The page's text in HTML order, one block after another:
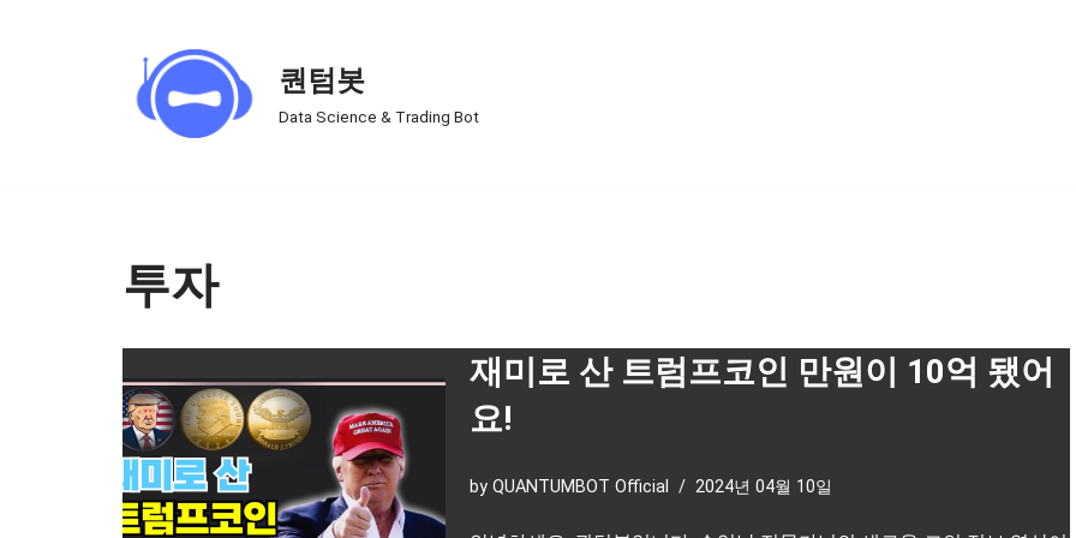
퀀텀봇
Data Science & Trading Bot
투자
재미로 산 트럼프코인 만원이 10억 됐어
요!
byQUANTUMBOT Official 2024년 04월 10일